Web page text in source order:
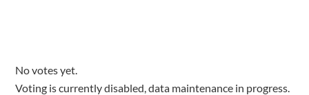
No votes yet.
Voting is currently disabled, data maintenance in progress.